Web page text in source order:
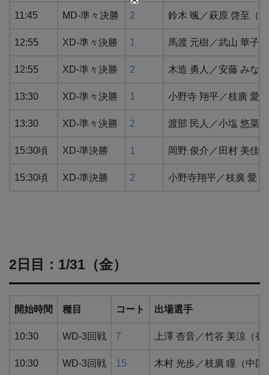
11:45 MD-準々決勝 2 鈴木 颯／萩原 啓至（
12:55 XD-準々決勝 1 馬渡 元樹／武山 華子
12:55 XD-準々決勝 2 木造 勇人／安藤 みな
13:30 XD-準々決勝 1 小野寺 翔平／枝廣 愛
13:30 XD-準々決勝 2 渡部 民人／小塩 悠菜
15:30頃 XD-準決勝 1 岡野 俊介／田村 美佳
15:30頃 XD-準決勝 2 小野寺翔平／枝廣 愛
2日目：1/31（金）
開始時間 種目 コート 出場選手
10:30 WD-3回戦 7 上澤 杏音／竹谷 美涼（
10:30 WD-3回戦 15 木村 光歩／枝廣 瞳（中